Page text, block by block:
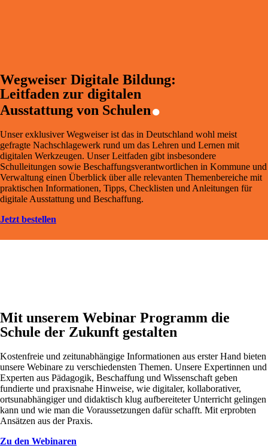
Wegweiser Digitale Bildung:
Leitfaden zur digitalen
Ausstattung von Schulen.
Unser exklusiver Wegweiser ist das in Deutschland wohl meist
gefragte Nachschlagewerk rund um das Lehren und Lernen mit
digitalen Werkzeugen. Unser Leitfaden gibt insbesondere
Schulleitungen sowie Beschaffungsverantwortlichen in Kommune und
Verwaltung einen Überblick über alle relevanten Themenbereiche mit
praktischen Informationen, Tipps, Checklisten und Anleitungen für
digitale Ausstattung und Beschaffung.
Jetzt bestellen
Mit unserem Webinar Programm die
Schule der Zukunft gestalten
Kostenfreie und zeitunabhängige Informationen aus erster Hand bieten
unsere Webinare zu verschiedensten Themen. Unsere Expertinnen und
Experten aus Pädagogik, Beschaffung und Wissenschaft geben
fundierte und praxisnahe Hinweise, wie digitaler, kollaborativer,
ortsunabhängiger und didaktisch klug aufbereiteter Unterricht gelingen
kann und wie man die Voraussetzungen dafür schafft. Mit erprobten
Ansätzen aus der Praxis.
Zu den Webinaren